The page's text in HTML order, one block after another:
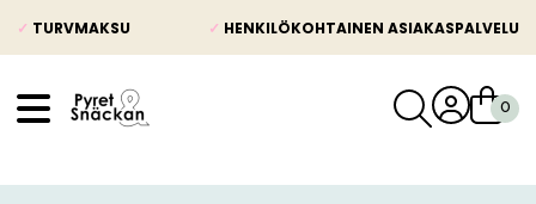
✓ TURVMAKSU ✓ HENKILÖKOHTAINEN ASIAKASPALVELU